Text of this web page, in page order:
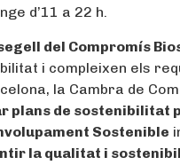
d’11 a 22 h.
del Compromís
i compleixen els
la Cambra de
plans de sostenibilitat
Sostenible
la qualitat i